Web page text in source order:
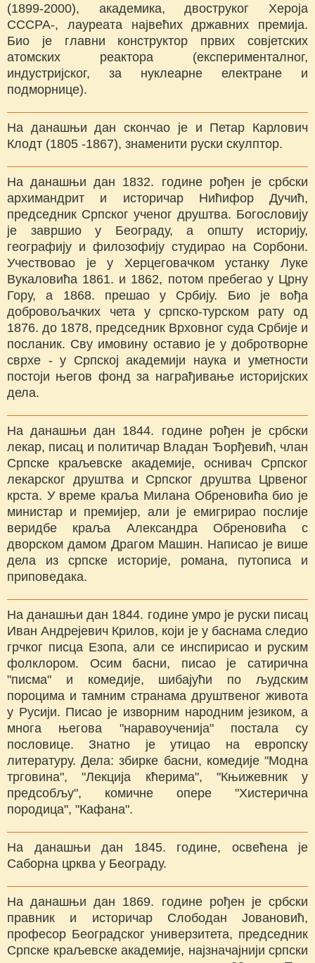
(1899-2000), академика, двоструког Хероја
СССРА-, лауреата највећих државних премија.
Био је главни конструктор првих совјетских
атомских реактора (експерименталног,
индустријског, за нуклеарне електране и
подморнице).
На данашњи дан скончао је и Петар Карлович
Клодт (1805 -1867), знаменити руски скулптор.
На данашњи дан 1832. године рођен је србски
архимандрит и историчар Нићифор Дучић,
председник Српског ученог друштва. Богословију
је завршио у Београду, а општу историју,
географију и филозофију студирао на Сорбони.
Учествовао је у Херцеговачком устанку Луке
Вукаловића 1861. и 1862, потом пребегао у Црну
Гору, а 1868. прешао у Србију. Био је вођа
добровољачких чета у српско-турском рату од
1876. до 1878, председник Врховног суда Србије и
посланик. Сву имовину оставио је у добротворне
сврхе - у Српској академији наука и уметности
постоји његов фонд за награђивање историјских
дела.
На данашњи дан 1844. године рођен је србски
лекар, писац и политичар Владан Ђорђевић, члан
Српске краљевске академије, оснивач Српског
лекарског друштва и Српског друштва Црвеног
крста. У време краља Милана Обреновића био је
министар и премијер, али је емигрирао послије
веридбе краља Александра Обреновића с
дворском дамом Драгом Машин. Написао је више
дела из српске историје, романа, путописа и
приповедака.
На данашњи дан 1844. године умро је руски писац
Иван Андрејевич Крилов, који је у баснама следио
грчког писца Езопа, али се инспирисао и руским
фолклором. Осим басни, писао је сатирична
"писма" и комедије, шибајући по људским
пороцима и тамним странама друштвеног живота
у Русији. Писао је изворним народним језиком, а
многа његова "наравоученија" постала су
пословице. Знатно је утицао на европску
литературу. Дела: збирке басни, комедије "Модна
трговина", "Лекција кћерима", "Књижевник у
предсобљу", комичне опере "Хистерична
породица", "Кафана".
На данашњи дан 1845. године, освећена је
Саборна црква у Београду.
На данашњи дан 1869. године рођен је србски
правник и историчар Слободан Јовановић,
професор Београдског универзитета, председник
Српске краљевске академије, најзначајнији српски